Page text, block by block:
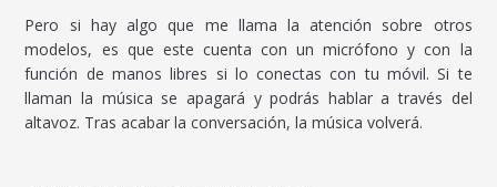
Pero si hay algo que me llama la atención sobre otros
modelos, es que este cuenta con un micrófono y con la
función de manos libres si lo conectas con tu móvil. Si te
llaman la música se apagará y podrás hablar a través del
altavoz. Tras acabar la conversación, la música volverá.